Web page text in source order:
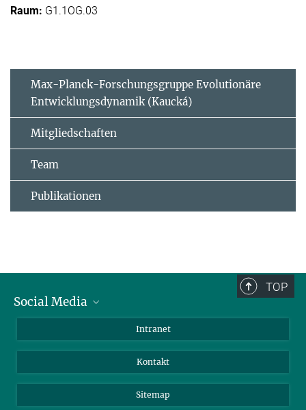
G1.1OG.03
Max-Planck-Forschungsgruppe Evolutionäre
Entwicklungsdynamik (Kaucká)
Mitgliedschaften
Team
Publikationen
TOP
Social Media
Intranet
Kontakt
Sitemap